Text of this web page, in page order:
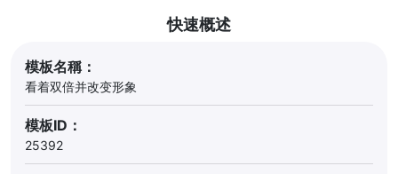
快速概述
模板名稱：
看着双倍并改变形象
模板ID：
25392